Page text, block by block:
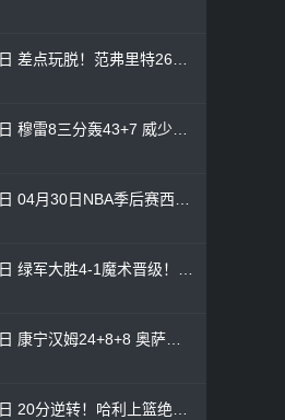
2025年05月01日 差点玩脱！范弗里特26分 巴特勒10中2 火箭轻取勇士追至2-3
2025年04月30日 穆雷8三分轰43+7 威少21分 哈登9中3 掘金3-2快船勇夺天王山
2025年04月30日 04月30日NBA季后赛西部首轮G5 快船 - 掘金 精彩镜头
2025年04月30日 绿军大胜4-1魔术晋级！双探花58分 小瓦25分 班凯罗19+9
2025年04月30日 康宁汉姆24+8+8 奥萨尔22+7 布伦森失准16中4 活塞力克尼克斯
2025年04月30日 20分逆转！哈利上篮绝杀 字母哥30+20+13 步行者加时4-1雄鹿